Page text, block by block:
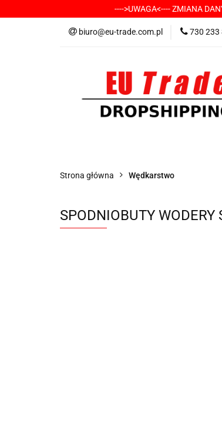
---->UWAGA<---- ZMIANA
biuro@eu-trade.com.pl 730 233
Strona główna Wędkarstwo
SPODNIOBUTY